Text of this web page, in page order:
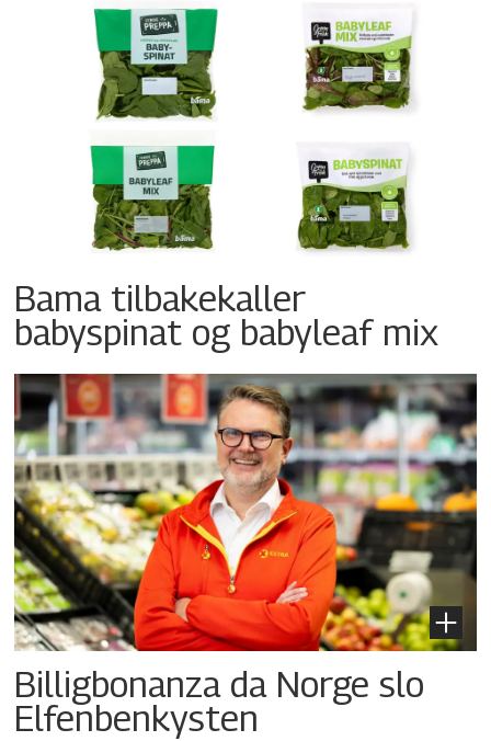
Bama tilbakekaller
babyspinat og babyleaf mix
Billigbonanza da Norge slo
Elfenbenkysten